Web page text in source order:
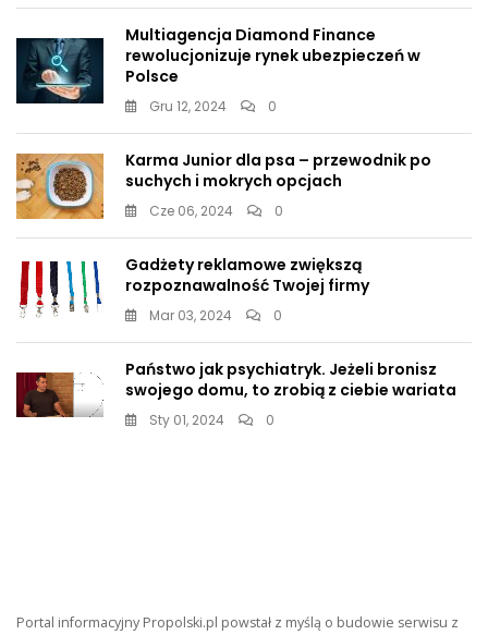
Multiagencja Diamond Finance
rewolucjonizuje rynek ubezpieczeń w
Polsce
Gru 12, 2024 0
Karma Junior dla psa – przewodnik po
suchych i mokrych opcjach
Cze 06, 2024 0
Gadżety reklamowe zwiększą
rozpoznawalność Twojej firmy
Mar 03, 2024 0
Państwo jak psychiatryk. Jeżeli bronisz
swojego domu, to zrobią z ciebie wariata
Sty 01, 2024 0
Portal informacyjny Propolski.pl powstał z myślą o budowie serwisu z